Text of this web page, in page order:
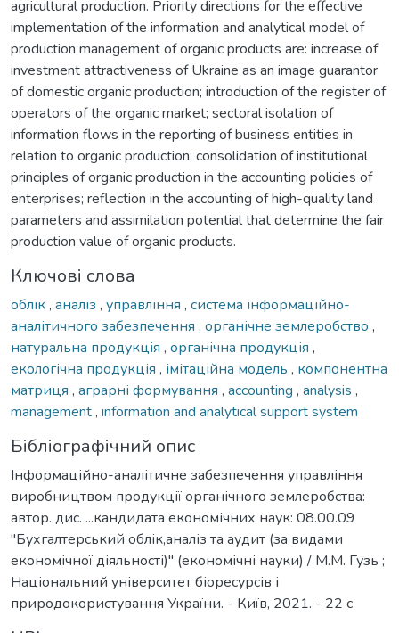
agricultural production. Priority directions for the effective
implementation of the information and analytical model of
production management of organic products are: increase of
investment attractiveness of Ukraine as an image guarantor
of domestic organic production; introduction of the register of
operators of the organic market; sectoral isolation of
information flows in the reporting of business entities in
relation to organic production; consolidation of institutional
principles of organic production in the accounting policies of
enterprises; reflection in the accounting of high-quality land
parameters and assimilation potential that determine the fair
production value of organic products.
Ключові слова
облік, аналіз , управління , система інформаційно-
аналітичного забезпечення , органічне землеробство ,
натуральна продукція , органічна продукція ,
екологічна продукція , імітаційна модель , компонентна
матриця , аграрні формування , accounting , analysis ,
management, information and analytical support system
Бібліографічний опис
Інформаційно-аналітичне забезпечення управління
виробництвом продукції органічного землеробства:
автор. дис. ...кандидата економічних наук: 08.00.09
"Бухгалтерський облік,аналіз та аудит (за видами
економічної діяльності)" (економічні науки) / М.М. Гузь ;
Національний університет біоресурсів і
природокористування України. - Київ, 2021. - 22 с